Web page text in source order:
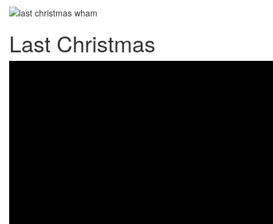
Last Christmas